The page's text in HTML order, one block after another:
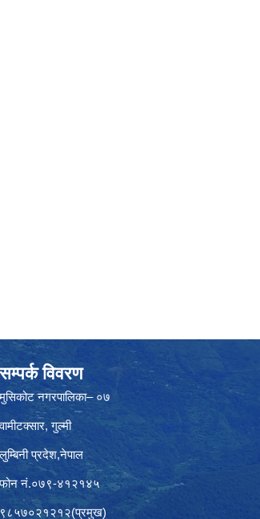
सम्पर्क विवरण
मुसिकोट नगरपालिका– ०७
वामीटक्सार, गुल्मी
लुम्बिनी प्रदेश,नेपाल
फोन नं.०७९-४१२१४५
९८५७०२१२१२(प्रमुख)